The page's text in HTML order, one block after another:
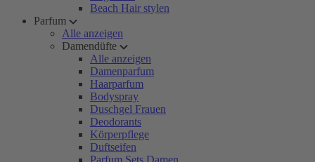
Beach Hair stylen
Parfum
Alle anzeigen
Damendüfte
Alle anzeigen
Damenparfum
Haarparfum
Bodyspray
Duschgel Frauen
Deodorants
Körperpflege
Duftseifen
Parfum Sets Damen